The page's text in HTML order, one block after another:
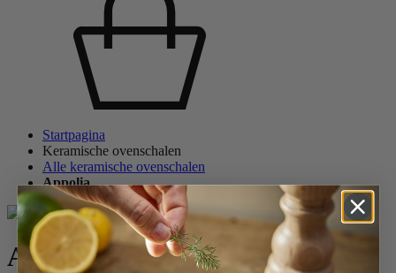
Startpagina
Keramische ovenschalen
Alle keramische ovenschalen
Appolia
Appolia